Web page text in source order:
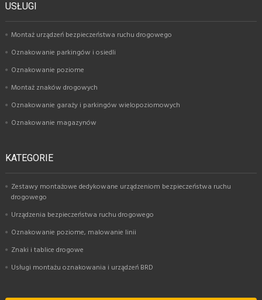
USŁUGI
Montaż urządzeń bezpieczeństwa ruchu drogowego
Oznakowanie parkingów i osiedli
Oznakowanie poziome
Montaż znaków drogowych
Oznakowanie garaży i parkingów wielopoziomowych
Oznakowanie magazynów
KATEGORIE
Zestawy montażowe dedykowane urządzeniom bezpieczeństwa ruchu
drogowego
Urządzenia bezpieczeństwa ruchu drogowego
Oznakowanie poziome, malowanie linii
Znaki i tablice drogowe
Usługi montażu oznakowania i urządzeń BRD